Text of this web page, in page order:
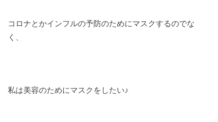
コロナとかインフルの予防のためにマスクするのでな
く、
私は美容のためにマスクをしたい♪